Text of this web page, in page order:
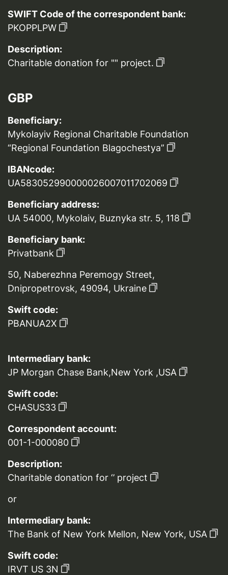
SWIFT Code of the correspondent bank:
PKOPPLPW
Description:
Charitable donation for "" project.
GBP
Beneficiary:
Mykolayiv Regional Charitable Foundation
“Regional Foundation Blagochestya”
IBANcode:
UA583052990000026007011702069
Beneficiary address:
UA 54000, Mykolaiv, Buznyka str. 5, 118
Beneficiary bank:
Privatbank
50, Naberezhna Peremogy Street,
Dnipropetrovsk, 49094, Ukraine
Swift code:
PBANUA2X
Intermediary bank:
JP Morgan Chase Bank,New York ,USA
Swift code:
CHASUS33
Correspondent account:
001-1-000080
Description:
Charitable donation for ‘’ project
or
Intermediary bank:
The Bank of New York Mellon, New York, USA
Swift code:
IRVT US 3N